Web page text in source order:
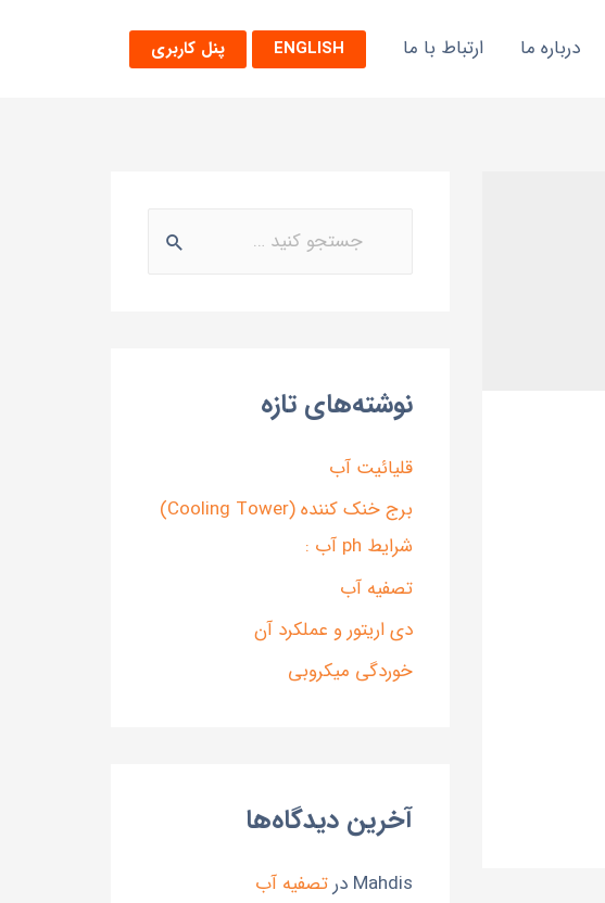
درباره ما ارتباط با ما ENGLISH پنل کاربری
نوشته‌های تازه
قلیائیت آب
برج خنک کننده (Cooling Tower)
شرایط ph آب :
تصفیه آب
دی اریتور و عملکرد آن
خوردگی میکروبی
آخرین دیدگاه‌ها
Mahdis درتصفیه آب